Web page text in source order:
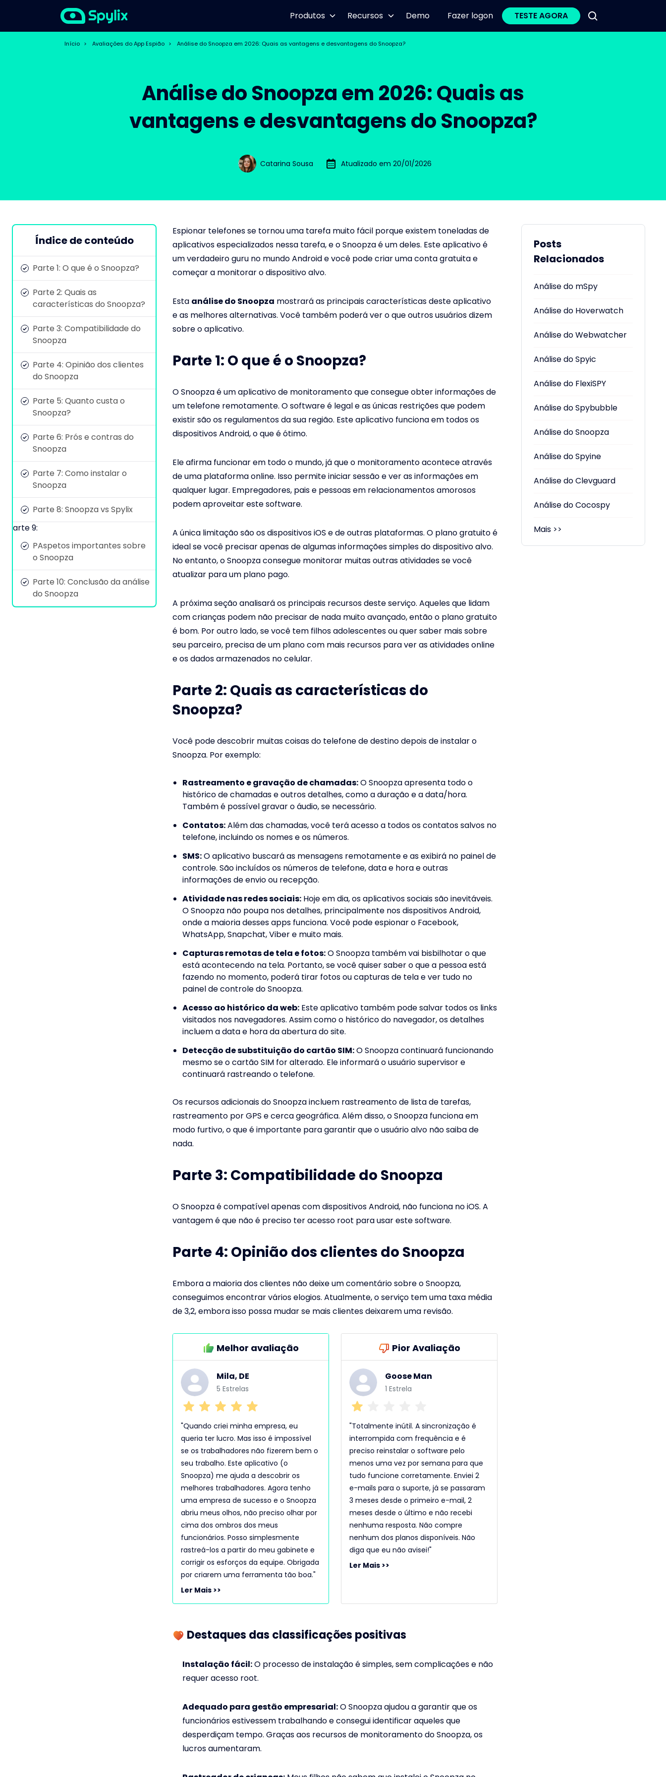
Produtos Recursos Demo Fazer logon TESTE AGORA
Início > Avaliações do App Espião > Análise do Snoopza em 2026: Quais as vantagens e desvantagens do Snoopza?
Análise do Snoopza em 2026: Quais as
vantagens e desvantagens do Snoopza?
Catarina Sousa Atualizado em 20/01/2026
Índice de conteúdo
Parte 1: O que é o Snoopza?
Parte 2: Quais as
características do Snoopza?
Parte 3: Compatibilidade do
Snoopza
Parte 4: Opinião dos clientes
do Snoopza
Parte 5: Quanto custa o
Snoopza?
Parte 6: Prós e contras do
Snoopza
Parte 7: Como instalar o
Snoopza
Parte 8: Snoopza vs Spylix
arte 9:
PAspetos importantes sobre
o Snoopza
Parte 10: Conclusão da análise
do Snoopza
Posts
Relacionados
Análise do mSpy
Análise do Hoverwatch
Análise do Webwatcher
Análise do Spyic
Análise do FlexiSPY
Análise do Spybubble
Análise do Snoopza
Análise do Spyine
Análise do Clevguard
Análise do Cocospy
Mais >>
Espionar telefones se tornou uma tarefa muito fácil porque existem toneladas de
aplicativos especializados nessa tarefa, e o Snoopza é um deles. Este aplicativo é
um verdadeiro guru no mundo Android e você pode criar uma conta gratuita e
começar a monitorar o dispositivo alvo.
Esta análise do Snoopza mostrará as principais características deste aplicativo
e as melhores alternativas. Você também poderá ver o que outros usuários dizem
sobre o aplicativo.
Parte 1: O que é o Snoopza?
O Snoopza é um aplicativo de monitoramento que consegue obter informações de
um telefone remotamente. O software é legal e as únicas restrições que podem
existir são os regulamentos da sua região. Este aplicativo funciona em todos os
dispositivos Android, o que é ótimo.
Ele afirma funcionar em todo o mundo, já que o monitoramento acontece através
de uma plataforma online. Isso permite iniciar sessão e ver as informações em
qualquer lugar. Empregadores, pais e pessoas em relacionamentos amorosos
podem aproveitar este software.
A única limitação são os dispositivos iOS e de outras plataformas. O plano gratuito é
ideal se você precisar apenas de algumas informações simples do dispositivo alvo.
No entanto, o Snoopza consegue monitorar muitas outras atividades se você
atualizar para um plano pago.
A próxima seção analisará os principais recursos deste serviço. Aqueles que lidam
com crianças podem não precisar de nada muito avançado, então o plano gratuito
é bom. Por outro lado, se você tem filhos adolescentes ou quer saber mais sobre
seu parceiro, precisa de um plano com mais recursos para ver as atividades online
e os dados armazenados no celular.
Parte 2: Quais as características do
Snoopza?
Você pode descobrir muitas coisas do telefone de destino depois de instalar o
Snoopza. Por exemplo:
Rastreamento e gravação de chamadas:O Snoopza apresenta todo o
histórico de chamadas e outros detalhes, como a duração e a data/hora.
Também é possível gravar o áudio, se necessário.
Contatos:Além das chamadas, você terá acesso a todos os contatos salvos no
telefone, incluindo os nomes e os números.
SMS:O aplicativo buscará as mensagens remotamente e as exibirá no painel de
controle. São incluídos os números de telefone, data e hora e outras
informações de envio ou recepção.
Atividade nas redes sociais: Hoje em dia, os aplicativos sociais são inevitáveis.
O Snoopza não poupa nos detalhes, principalmente nos dispositivos Android,
onde a maioria desses apps funciona. Você pode espionar o Facebook,
WhatsApp, Snapchat, Viber e muito mais.
Capturas remotas de tela e fotos:O Snoopza também vai bisbilhotar o que
está acontecendo na tela. Portanto, se você quiser saber o que a pessoa está
fazendo no momento, poderá tirar fotos ou capturas de tela e ver tudo no
painel de controle do Snoopza.
Acesso ao histórico da web: Este aplicativo também pode salvar todos os links
visitados nos navegadores. Assim como o histórico do navegador, os detalhes
incluem a data e hora da abertura do site.
Detecção de substituição do cartão SIM:O Snoopza continuará funcionando
mesmo se o cartão SIM for alterado. Ele informará o usuário supervisor e
continuará rastreando o telefone.
Os recursos adicionais do Snoopza incluem rastreamento de lista de tarefas,
rastreamento por GPS e cerca geográfica. Além disso, o Snoopza funciona em
modo furtivo, o que é importante para garantir que o usuário alvo não saiba de
nada.
Parte 3: Compatibilidade do Snoopza
O Snoopza é compatível apenas com dispositivos Android, não funciona no iOS. A
vantagem é que não é preciso ter acesso root para usar este software.
Parte 4: Opinião dos clientes do Snoopza
Embora a maioria dos clientes não deixe um comentário sobre o Snoopza,
conseguimos encontrar vários elogios. Atualmente, o serviço tem uma taxa média
de 3,2, embora isso possa mudar se mais clientes deixarem uma revisão.
Melhor avaliação
Mila, DE
5 Estrelas
"Quando criei minha empresa, eu
queria ter lucro. Mas isso é impossível
se os trabalhadores não fizerem bem o
seu trabalho. Este aplicativo (o
Snoopza) me ajuda a descobrir os
melhores trabalhadores. Agora tenho
uma empresa de sucesso e o Snoopza
abriu meus olhos, não preciso olhar por
cima dos ombros dos meus
funcionários. Posso simplesmente
rastreá-los a partir do meu gabinete e
corrigir os esforços da equipe. Obrigada
por criarem uma ferramenta tão boa."
Ler Mais >>
Pior Avaliação
Goose Man
1 Estrela
"Totalmente inútil. A sincronização é
interrompida com frequência e é
preciso reinstalar o software pelo
menos uma vez por semana para que
tudo funcione corretamente. Enviei 2
e-mails para o suporte, já se passaram
3 meses desde o primeiro e-mail, 2
meses desde o último e não recebi
nenhuma resposta. Não compre
nenhum dos planos disponíveis. Não
diga que eu não avisei!"
Ler Mais >>
Destaques das classificações positivas
Instalação fácil:O processo de instalação é simples, sem complicações e não
requer acesso root.
Adequado para gestão empresarial:O Snoopza ajudou a garantir que os
funcionários estivessem trabalhando e consegui identificar aqueles que
desperdiçam tempo. Graças aos recursos de monitoramento do Snoopza, os
lucros aumentaram.